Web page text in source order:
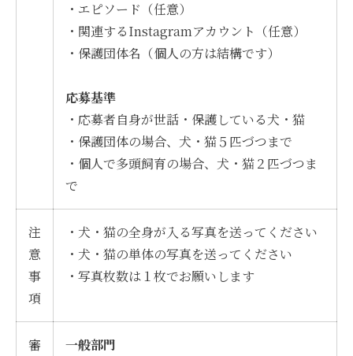
・エピソード（任意）
・関連するInstagramアカウント（任意）
・保護団体名（個人の方は結構です）
応募基準
・応募者自身が世話・保護している犬・猫
・保護団体の場合、犬・猫５匹づつまで
・個人で多頭飼育の場合、犬・猫２匹づつま
で
注
意
事
項
・犬・猫の全身が入る写真を送ってください
・犬・猫の単体の写真を送ってください
・写真枚数は１枚でお願いします
審
一般部門